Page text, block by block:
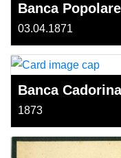
Banca
03.04.1871
Banca Cadorina
1873